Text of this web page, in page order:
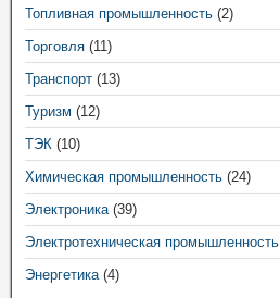
Топливная промышленность (2)
Торговля (11)
Транспорт (13)
Туризм (12)
ТЭК (10)
Химическая промышленность (24)
Электроника(39)
Электротехническая промышленность
Энергетика(4)